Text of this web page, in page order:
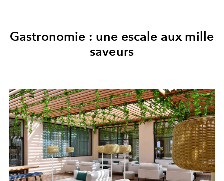
Gastronomie : une escale aux mille
saveurs